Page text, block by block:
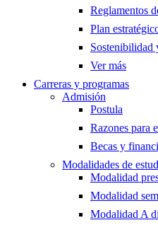
Reglamentos
Plan
Sostenibilidad
Ver más
Carreras y programas
Admisión
Postula
Razones para
Becas y
Modalidades de
Modalidad
Modalidad
Modalidad A